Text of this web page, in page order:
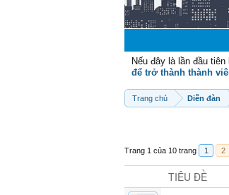
Nếu đây là lần đầu
để trở thành thành
Trang chủ Diễn đàn
Trang 1 của 10 trang 1 2
TIÊU ĐỀ